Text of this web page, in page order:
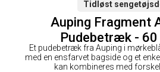
Tidløst
Auping Fragment
Pudebetræk - 60
Et pudebetræk fra Auping i
med en ensfarvet bagside og et
kan kombineres med